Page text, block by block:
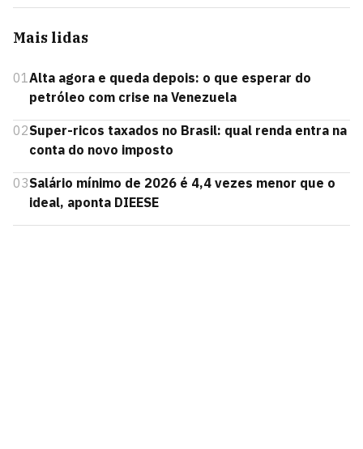
Mais lidas
01Alta agora e queda depois: o que esperar do
petróleo com crise na Venezuela
02Super-ricos taxados no Brasil: qual renda entra na
conta do novo imposto
03Salário mínimo de 2026 é 4,4 vezes menor que o
ideal, aponta DIEESE